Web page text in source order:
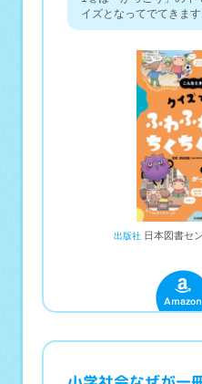
イズとなってでてきます
出版社 日本図書セ